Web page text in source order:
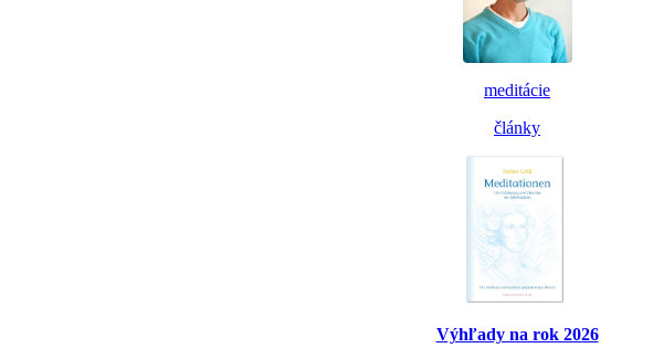
meditácie
články
Výhľady na rok 2026